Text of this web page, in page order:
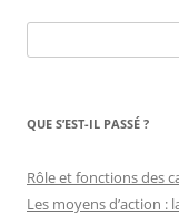
QUE S’EST-IL PASSÉ ?
Rôle et fonctions des
Les moyens d’action